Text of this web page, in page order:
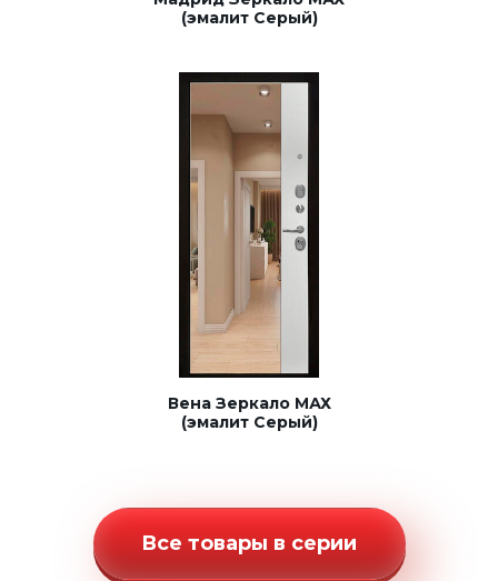
(эмалит Серый)
Вена Зеркало МАХ
(эмалит Серый)
Все товары в серии